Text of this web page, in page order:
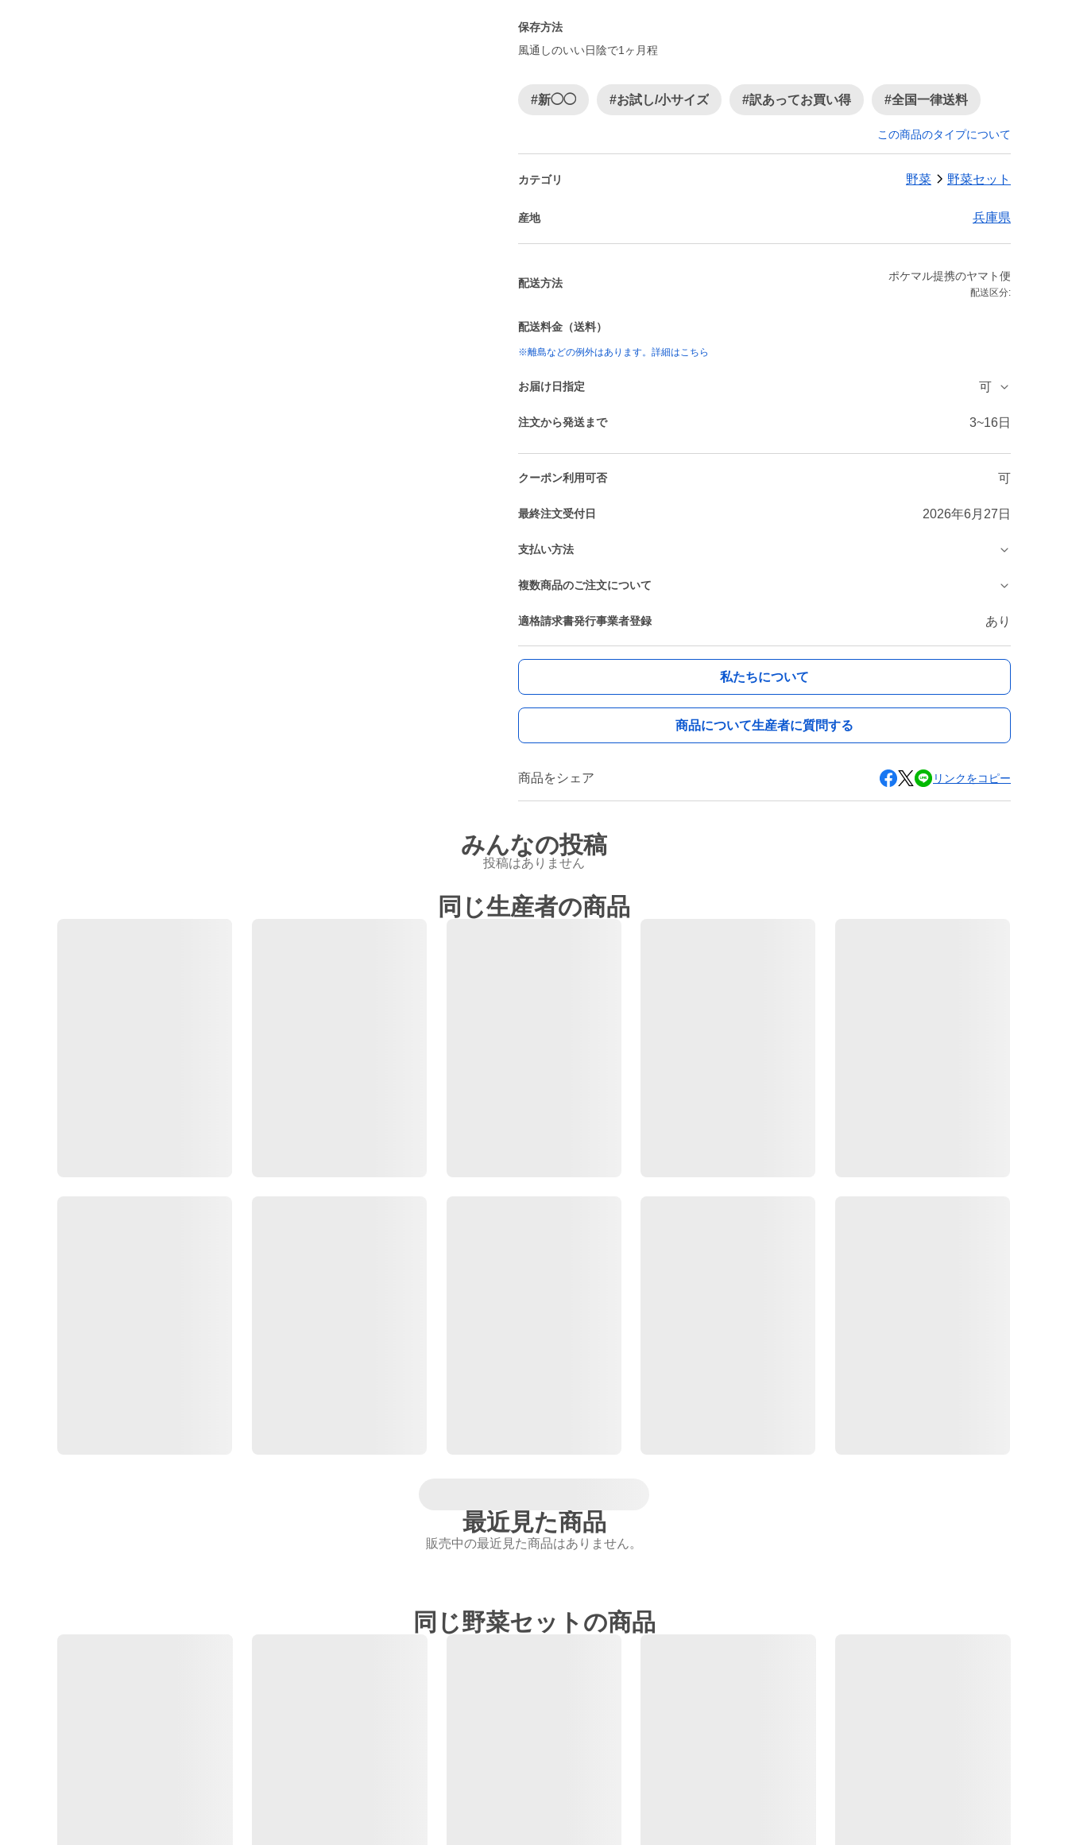
保存方法
風通しのいい日陰で1ヶ月程
#新◯◯ #お試し/小サイズ #訳あってお買い得 #全国一律送料
この商品のタイプについて
カテゴリ 野菜 野菜セット
産地 兵庫県
配送方法
ポケマル提携のヤマト便
配送区分:
配送料金（送料）
※離島などの例外はあります。詳細はこちら
お届け日指定 可
注文から発送まで 3~16日
クーポン利用可否 可
最終注文受付日 2026年6月27日
支払い方法
複数商品のご注文について
適格請求書発行事業者登録 あり
私たちについて
商品について生産者に質問する
商品をシェア リンクをコピー
みんなの投稿
投稿はありません
同じ生産者の商品
最近見た商品
販売中の最近見た商品はありません。
同じ野菜セットの商品